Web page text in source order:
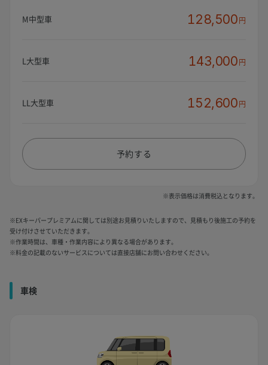
M中型車 128,500円
L大型車 143,000円
LL大型車 152,600円
予約する
※表示価格は消費税込となります。
※EXキーパープレミアムに関しては別途お見積りいたしますので、見積もり後施工の予約を
受け付けさせていただきます。
※作業時間は、車種・作業内容により異なる場合があります。
※料金の記載のないサービスについては直接店舗にお問い合わせください。
車検